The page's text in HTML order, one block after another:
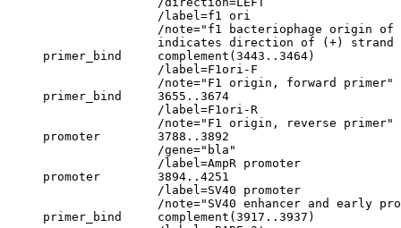
                     /label=f1 ori
/note="f1 bacteriophage origin
indicates direction of (+) strand
     primer_bind     complement(3443..3464)
                     /label=F1ori-F
                     /note="F1 origin, forward primer"
     primer_bind     3655..3674
                     /label=F1ori-R
                     /note="F1 origin, reverse primer"
     promoter        3788..3892
                     /gene="bla"
                     /label=AmpR promoter
     promoter        3894..4251
                     /label=SV40 promoter
/note="SV40 enhancer and early
     primer_bind     complement(3917..3937)